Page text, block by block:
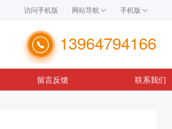
访问手机版 网站导航 手机版
13964794166
留言反馈 联系我们